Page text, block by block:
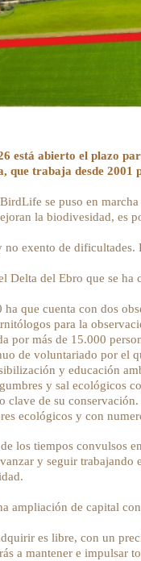
está abierto el plazo
trabaja desde 2001
se puso en
la biodivesidad, es
exento de dificultades.
Delta del Ebro que se
que cuenta con dos
para la
por más de 15.000
de voluntariado por el
y educación
y sal ecológicos
clave de su conservación.
ecológicos y con
los tiempos convulsos
y seguir
ampliación de capital
es libre, con un
a mantener e impulsar